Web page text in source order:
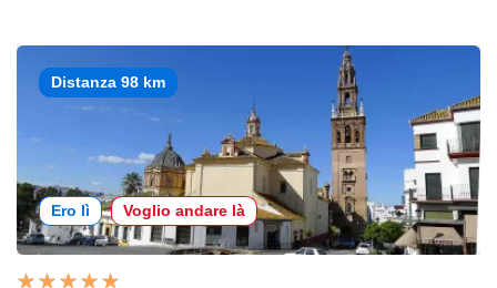
Distanza 98 km
Ero lì Voglio andare là